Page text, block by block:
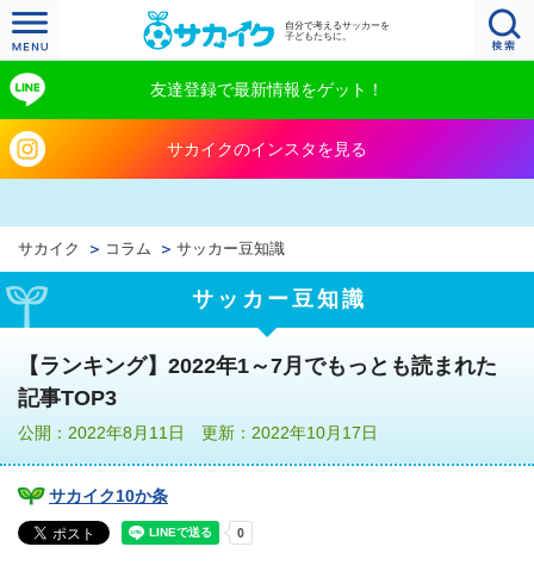
自分で考えるサッカーを
子どもたちに。
友達登録で最新情報をゲット！
サカイクのインスタを見る
サカイク コラム サッカー豆知識
サッカー豆知識
【ランキング】2022年1～7月でもっとも読まれた
記事TOP3
公開：2022年8月11日 更新：2022年10月17日
サカイク10か条